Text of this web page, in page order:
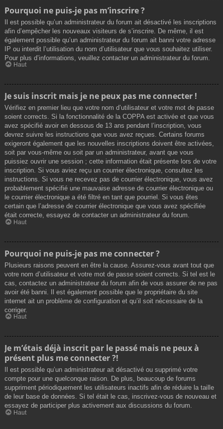
Pourquoi ne puis-je pas m’inscrire ?
Il est possible qu’un administrateur du forum ait désactivé les inscriptions
afin d’empêcher les nouveaux visiteurs de s’inscrire. De même, il est
également possible qu’un administrateur du forum ait banni votre adresse
IP ou interdit l’utilisation du nom d’utilisateur que vous souhaitez utiliser.
Pour plus d’informations, veuillez contacter un administrateur du forum.
Haut
Je suis inscrit mais je ne peux pas me connecter !
Vérifiez en premier lieu que votre nom d’utilisateur et votre mot de passe
soient corrects. Si la fonctionnalité de la COPPA est activée et que vous
avez spécifié avoir en dessous de 13 ans pendant l’inscription, vous
devrez suivre les instructions que vous avez reçues. Certains forums
exigeront également que les nouvelles inscriptions doivent être activées,
soit par vous-même ou soit par un administrateur, avant que vous
puissiez ouvrir une session ; cette information était présente lors de votre
inscription. Si vous aviez reçu un courrier électronique, consultez les
instructions. Si vous ne recevez pas de courrier électronique, vous avez
probablement spécifié une mauvaise adresse de courrier électronique ou
le courrier électronique a été filtré en tant que pourriel. Si vous êtes
certain que l’adresse de courrier électronique que vous avez spécifiée
était correcte, essayez de contacter un administrateur du forum.
Haut
Pourquoi ne puis-je pas me connecter ?
Plusieurs raisons peuvent en être la cause. Assurez-vous avant tout que
votre nom d’utilisateur et votre mot de passe soient corrects. Si tel est le
cas, contactez un administrateur du forum afin de vous assurer de ne pas
avoir été banni. Il est également possible que le propriétaire du site
internet ait un problème de configuration et qu’il soit nécessaire de la
corriger.
Haut
Je m’étais déjà inscrit par le passé mais ne peux à
présent plus me connecter ?!
Il est possible qu’un administrateur ait désactivé ou supprimé votre
compte pour une quelconque raison. De plus, beaucoup de forums
suppriment périodiquement les utilisateurs inactifs afin de réduire la taille
de leur base de données. Si tel était le cas, inscrivez-vous de nouveau et
essayez de participer plus activement aux discussions du forum.
Haut